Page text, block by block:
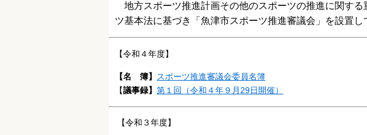
地方スポーツ推進計画その他のスポーツの推進に関する
ツ基本法に基づき「魚津市スポーツ推進審議会」を設置し
【令和４年度】
【名 簿】
スポーツ推進審議会委員名簿
【議事録】 第１回（令和４年９月29日開催）
【令和３年度】